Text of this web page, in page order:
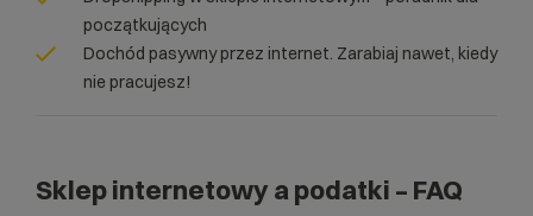
początkujących
Dochód pasywny przez internet. Zarabiaj nawet, kiedy
nie pracujesz!
Sklep internetowy a podatki – FAQ